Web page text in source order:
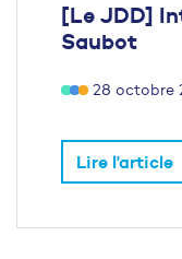
[Le JDD]
Saubot
28 octobre
Lire l'article